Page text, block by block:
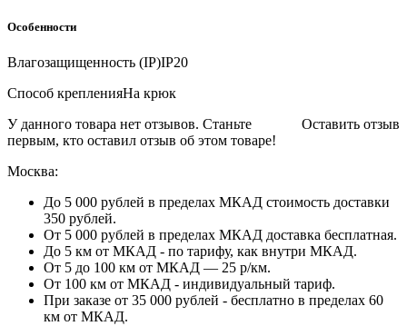
Особенности
Влагозащищенность (IP)IP20
Способ крепленияНа крюк
Оставить отзыв
У данного товара нет отзывов. Станьте
первым, кто оставил отзыв об этом товаре!
Москва:
До 5 000 рублей в пределах МКАД стоимость доставки
350 рублей.
От 5 000 рублей в пределах МКАД доставка бесплатная.
До 5 км от МКАД - по тарифу, как внутри МКАД.
От 5 до 100 км от МКАД — 25 р/км.
От 100 км от МКАД - индивидуальный тариф.
При заказе от 35 000 рублей - бесплатно в пределах 60
км от МКАД.